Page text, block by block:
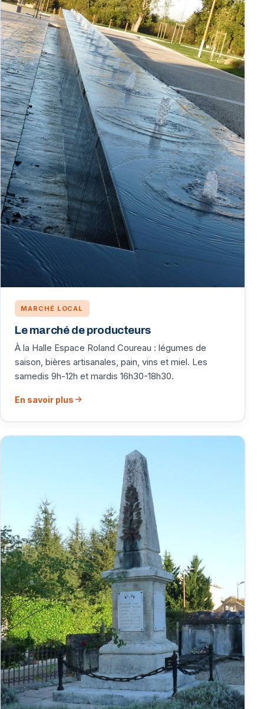
MARCHÉ LOCAL
Le marché de producteurs
À la Halle Espace Roland Coureau : légumes de
saison, bières artisanales, pain, vins et miel. Les
samedis 9h-12h et mardis 16h30-18h30.
En savoir plus